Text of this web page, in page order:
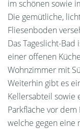
im schönen sowie
Die gemütliche,
Fliesenboden
Das Tageslicht-Bad
einer offenen
Wohnzimmer mit
Weiterhin gibt es
Kellersabteil sowie
Parkfläche vor
welche gegen eine